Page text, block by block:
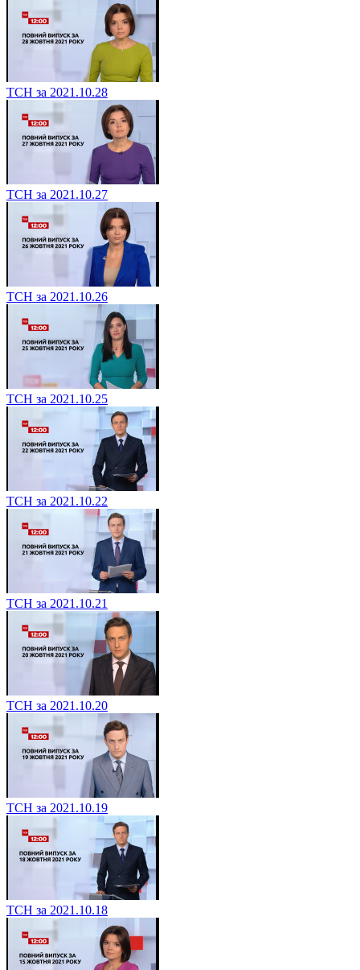
ТСН за 2021.10.28
ТСН за 2021.10.27
ТСН за 2021.10.26
ТСН за 2021.10.25
ТСН за 2021.10.22
ТСН за 2021.10.21
ТСН за 2021.10.20
ТСН за 2021.10.19
ТСН за 2021.10.18